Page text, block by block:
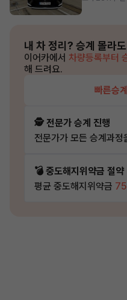
내 차 정리? 승계 몰라
이어카에서 차량등록부터
해 드려요.
빠른승
🕵️ 전문가 승계 진행
전문가가 모든 승계과
💣 중도해지위약금 절약
평균 중도해지위약금